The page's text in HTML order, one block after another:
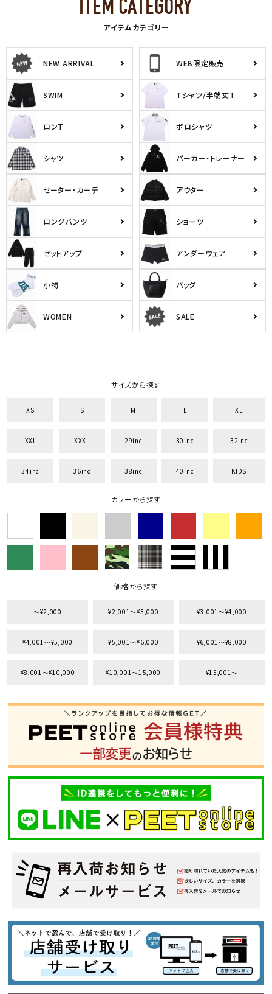
アイテムカテゴリー
NEW ARRIVAL WEB限定販売
SWIM Tシャツ/半端丈T
ロンT ポロシャツ
シャツ パーカー・トレーナー
セーター・カーデ アウター
ロングパンツ ショーツ
セットアップ アンダーウェア
小物 バッグ
WOMEN SALE
サイズから探す
XS S M L XL
XXL XXXL 29inc 30inc 32inc
34inc 36inc 38inc 40inc KIDS
カラーから探す
価格から探す
〜¥2,000 ¥2,001〜¥3,000 ¥3,001〜¥4,000
¥4,001〜¥5,000 ¥5,001〜¥6,000 ¥6,001〜¥8,000
¥8,001〜¥10,000 ¥10,001〜15,000 ¥15,001〜